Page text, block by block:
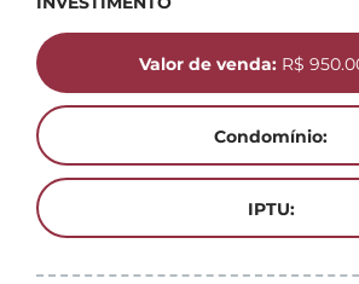
Valor de venda: R$
Condomínio:
IPTU: